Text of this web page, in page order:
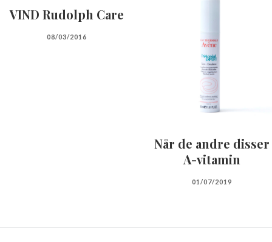
VIND Rudolph Care
08/03/2016
Når de andre disser
A-vitamin
01/07/2019